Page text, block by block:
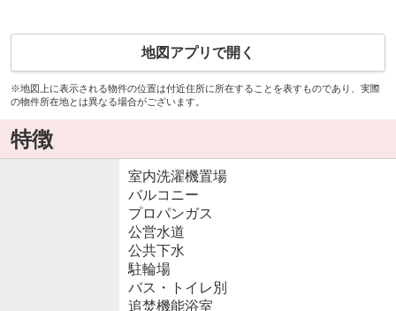
地図アプリで開く
※地図上に表示される物件の位置は付近住所に所在することを表すものであり、実際
の物件所在地とは異なる場合がございます。
特徴
室内洗濯機置場
バルコニー
プロパンガス
公営水道
公共下水
駐輪場
バス・トイレ別
追焚機能浴室